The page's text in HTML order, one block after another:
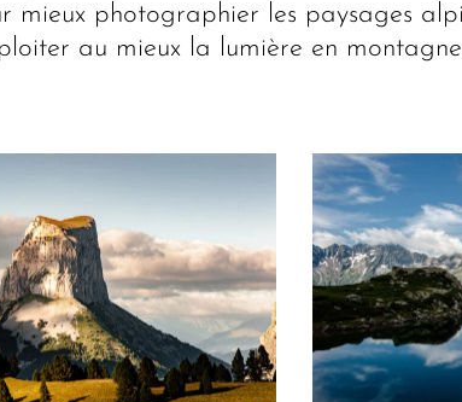
mieux photographier les paysages
au mieux la lumière en